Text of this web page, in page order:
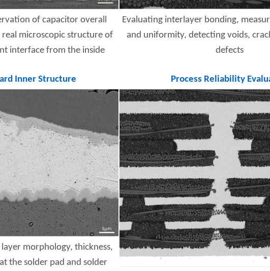
of capacitor overall
microscopic structure of
interface from the inside
Evaluating interlayer bonding,
and uniformity, detecting voids,
defects
Inner Structure
morphology, thickness,
the solder pad and solder
Process Reliability